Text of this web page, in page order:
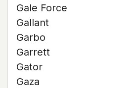
Gale Force
Gallant
Garbo
Garrett
Gator
Gaza